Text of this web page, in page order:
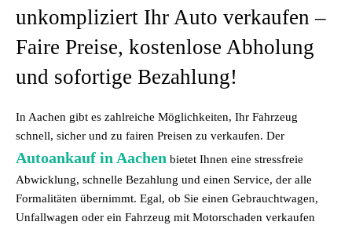
unkompliziert Ihr Auto verkaufen –
Faire Preise, kostenlose Abholung
und sofortige Bezahlung!
In Aachen gibt es zahlreiche Möglichkeiten, Ihr Fahrzeug
schnell, sicher und zu fairen Preisen zu verkaufen. Der
Autoankauf in Aachen bietet Ihnen eine stressfreie
Abwicklung, schnelle Bezahlung und einen Service, der alle
Formalitäten übernimmt. Egal, ob Sie einen Gebrauchtwagen,
Unfallwagen oder ein Fahrzeug mit Motorschaden verkaufen